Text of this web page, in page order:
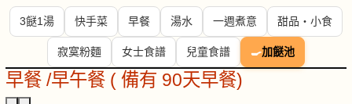
3餸1湯 快手菜 早餐 湯水 一週煮意 甜品・小食
寂寞粉麵 女士食譜 兒童食譜 🍳加餸池
早餐 /早午餐 ( 備有 90天早餐)